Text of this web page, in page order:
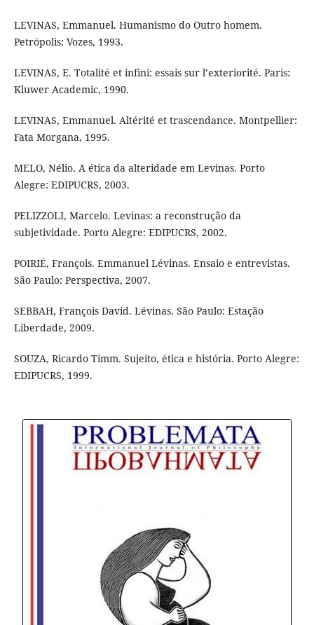
LEVINAS, Emmanuel. Humanismo do Outro homem.
Petrópolis: Vozes, 1993.
LEVINAS, E. Totalité et infini: essais sur l’exteriorité. Paris:
Kluwer Academic, 1990.
LEVINAS, Emmanuel. Altérité et trascendance. Montpellier:
Fata Morgana, 1995.
MELO, Nélio. A ética da alteridade em Levinas. Porto
Alegre: EDIPUCRS, 2003.
PELIZZOLI, Marcelo. Levinas: a reconstrução da
subjetividade. Porto Alegre: EDIPUCRS, 2002.
POIRIÉ, François. Emmanuel Lévinas. Ensaio e entrevistas.
São Paulo: Perspectiva, 2007.
SEBBAH, François David. Lévinas. São Paulo: Estação
Liberdade, 2009.
SOUZA, Ricardo Timm. Sujeito, ética e história. Porto Alegre:
EDIPUCRS, 1999.